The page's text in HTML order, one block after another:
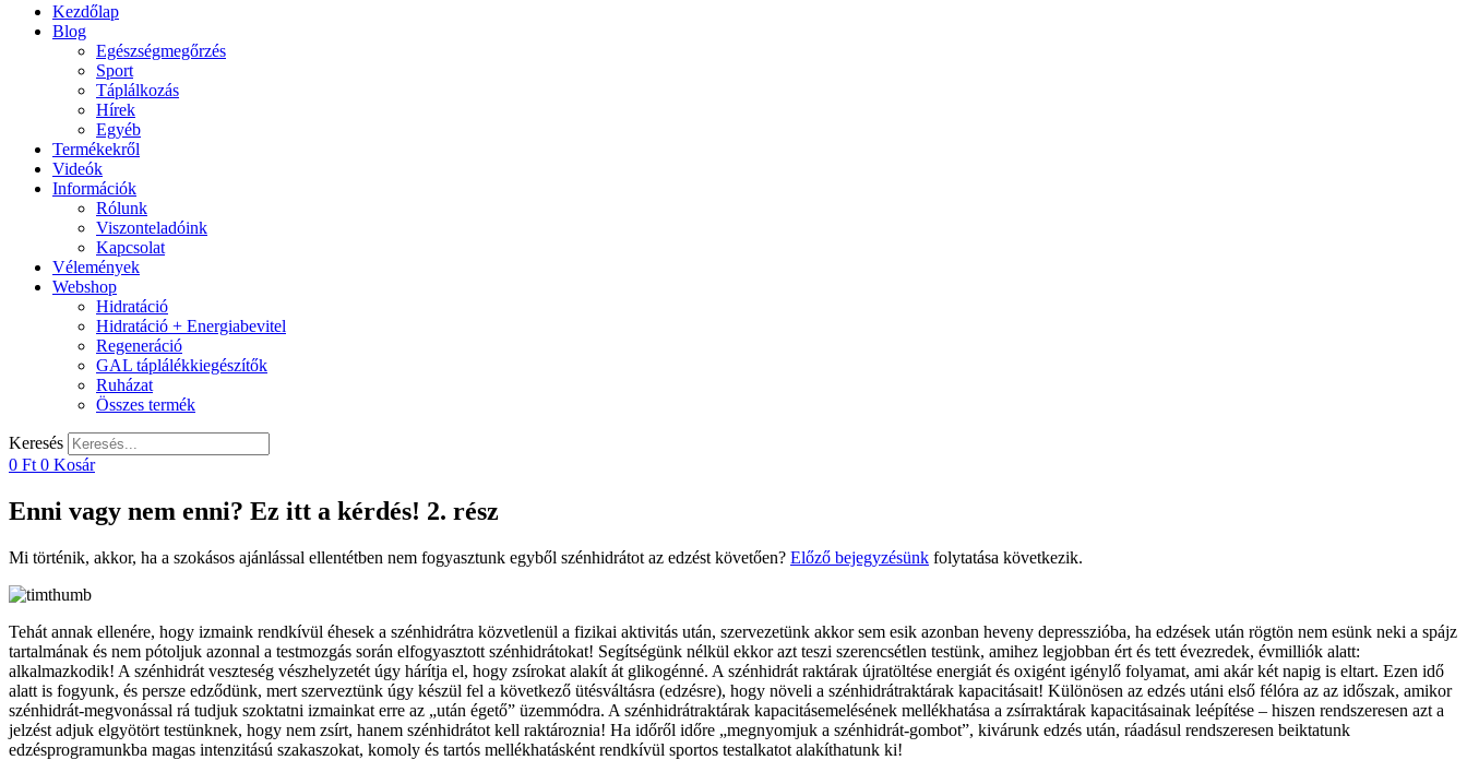
Kezdőlap
Blog
Egészségmegőrzés
Sport
Táplálkozás
Hírek
Egyéb
Termékekről
Videók
Információk
Rólunk
Viszonteladóink
Kapcsolat
Vélemények
Webshop
Hidratáció
Hidratáció + Energiabevitel
Regeneráció
GAL táplálékkiegészítők
Ruházat
Összes termék
Keresés
0 Ft 0 Kosár
Enni vagy nem enni? Ez itt a kérdés! 2. rész
Mi történik, akkor, ha a szokásos ajánlással ellentétben nem fogyasztunk egyből szénhidrátot az edzést követően? Előző bejegyzésünk folytatása következik.
Tehát annak ellenére, hogy izmaink rendkívül éhesek a szénhidrátra közvetlenül a fizikai aktivitás után, szervezetünk akkor sem esik azonban heveny depresszióba, ha edzések után rögtön nem esünk neki a spájz
tartalmának és nem pótoljuk azonnal a testmozgás során elfogyasztott szénhidrátokat! Segítségünk nélkül ekkor azt teszi szerencsétlen testünk, amihez legjobban ért és tett évezredek, évmilliók alatt:
alkalmazkodik! A szénhidrát veszteség vészhelyzetét úgy hárítja el, hogy zsírokat alakít át glikogénné. A szénhidrát raktárak újratöltése energiát és oxigént igénylő folyamat, ami akár két napig is eltart. Ezen idő
alatt is fogyunk, és persze edződünk, mert szerveztünk úgy készül fel a következő ütésváltásra (edzésre), hogy növeli a szénhidrátraktárak kapacitásait! Különösen az edzés utáni első félóra az az időszak, amikor
szénhidrát-megvonással rá tudjuk szoktatni izmainkat erre az „után égető” üzemmódra. A szénhidrátraktárak kapacitásemelésének mellékhatása a zsírraktárak kapacitásainak leépítése – hiszen rendszeresen azt a
jelzést adjuk elgyötört testünknek, hogy nem zsírt, hanem szénhidrátot kell raktároznia! Ha időről időre „megnyomjuk a szénhidrát-gombot”, kivárunk edzés után, ráadásul rendszeresen beiktatunk
edzésprogramunkba magas intenzitású szakaszokat, komoly és tartós mellékhatásként rendkívül sportos testalkatot alakíthatunk ki!